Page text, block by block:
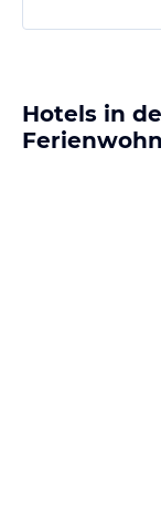
Hotels in